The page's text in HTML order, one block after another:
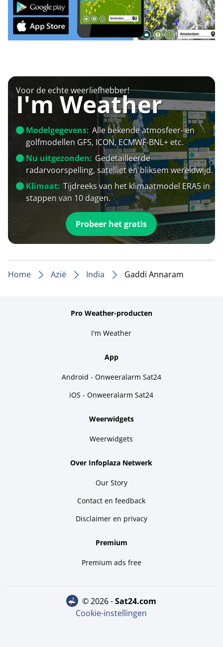
Voor de echte weerliefhebber!
I'm Weather
Modelgegevens: Alle bekende atmosfeer- en
golfmodellen GFS, ICON, ECMWF-BNL+ etc.
Nu uitgezonden: Gedetailleerde
radarvoorspelling, satelliet en bliksem wereldwijd.
Klimaat: Tijdreeks van het klimaatmodel ERA5 in
stappen van 10 dagen.
Probeer het gratis
Home Azië India Gaddi Annaram
Pro Weather-producten
I'm Weather
App
Android - Onweeralarm Sat24
iOS - Onweeralarm Sat24
Weerwidgets
Weerwidgets
Over Infoplaza Netwerk
Our Story
Contact en feedback
Disclaimer en privacy
Premium
Premium ads free
© 2026 - sat24.com
Cookie-instellingen